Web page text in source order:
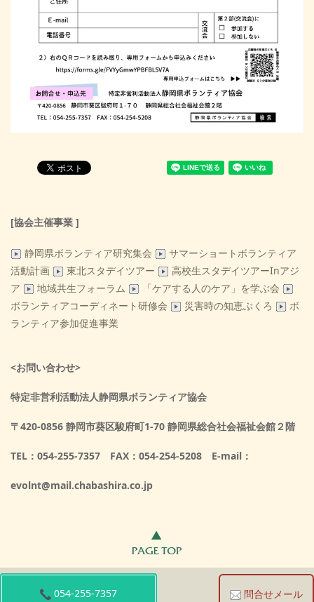
[協会主催事業 ]
静岡県ボランティア研究集会
サマーショートボランティア
活動計画
東北スタデイツアー
高校生スタデイツアーInアジ
ア
地域共生フォーラム
「ケアする人のケア」を学ぶ会
ボランティアコーディネート研修会
災害時の知恵ぶくろ
ボ
ランティア参加促進事業
<お問い合わせ>
特定非営利活動法人静岡県ボランティア協会
〒420-0856 静岡市葵区駿府町1-70 静岡県総合社会福祉会館２階
TEL：054-255-7357 FAX：054-254-5208 E-mail：
evolnt@mail.chabashira.co.jp
054-255-7357 問合せメール